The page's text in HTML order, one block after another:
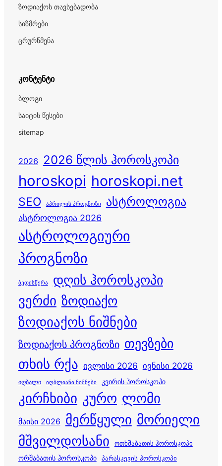
ზოდიაქოს თავსებადობა
სიზმრები
ცრურწმენა
კონტენტი
ბლოგი
საიტის წესები
sitemap
2026 2026 წლის ჰოროსკოპი
horoskopi horoskopi.net
SEO აპრილის პროგნოზი ასტროლოგია
ასტროლოგია 2026
ასტროლოგიური
პროგნოზი
ბედისწერა დღის ჰოროსკოპი
ვერძი ზოდიაქო
ზოდიაქოს ნიშნები
ზოდიაქოს პროგნოზი თევზები
თხის რქა ივლისი 2026 ივნისი 2026
იღბალი იღბლიანი ნიშნები კვირის ჰოროსკოპი
კირჩხიბი კურო ლომი
მაისი 2026 მერწყული მორიელი
მშვილდოსანი ოთხშაბათის ჰოროსკოპი
ორშაბათის ჰოროსკოპი პარასკევის ჰოროსკოპი